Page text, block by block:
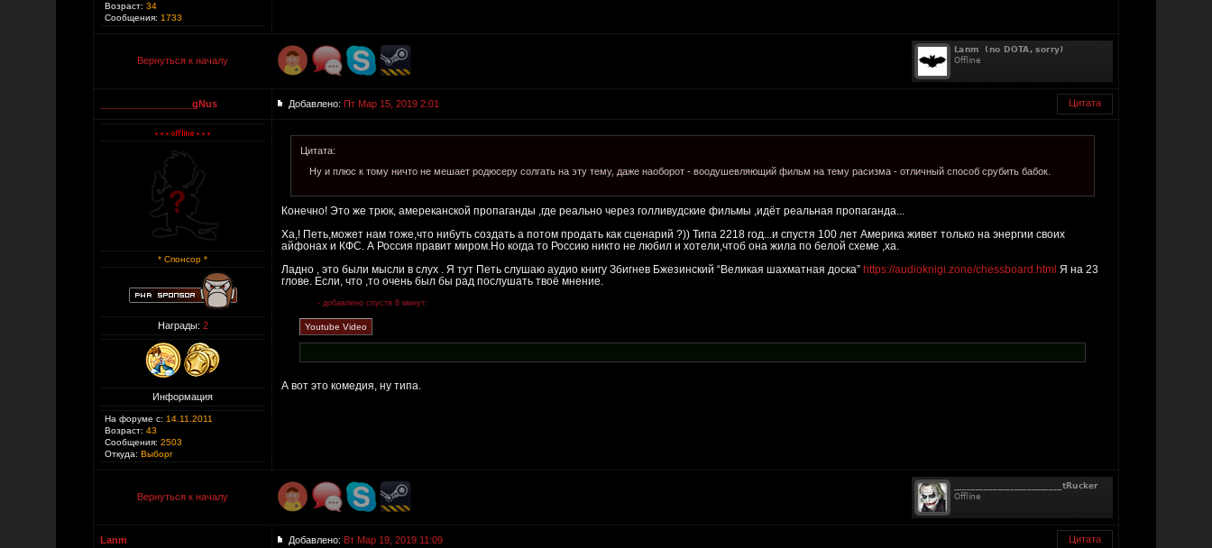
Возраст: 34
Сообщения: 1733
Вернуться к началу
_________________gNus Добавлено: Пт Мар 15, 2019 2:01 Цитата
* Спонсор *
Награды: 2
Информация
На форуме с: 14.11.2011
Возраст: 43
Сообщения: 2503
Откуда: Выборг
Цитата:
Ну и плюс к тому ничто не мешает родюсеру солгать на эту тему, даже наоборот - воодушевляющий фильм на тему расизма - отличный способ срубить бабок.
Конечно! Это же трюк, амереканской пропаганды ,где реально через голливудские фильмы ,идёт реальная пропаганда...
Ха,! Петь,может нам тоже,что нибуть создать а потом продать как сценарий ?)) Типа 2218 год...и спустя 100 лет Америка живет только на энергии своих
айфонах и КФС. А Россия правит миром.Но когда то Россию никто не любил и хотели,чтоб она жила по белой схеме ,ха.
Ладно , это были мысли в слух . Я тут Петь слушаю аудио книгу Збигнев Бжезинский “Великая шахматная доска” https://audioknigi.zone/chessboard.html Я на 23
глове. Если, чтo ,то очень был бы рад послушать твоё мнение.
- добавлено спустя 8 минут:
А вот это комедия, ну типа.
Вернуться к началу
Lanm Добавлено: Вт Мар 19, 2019 11:09 Цитата